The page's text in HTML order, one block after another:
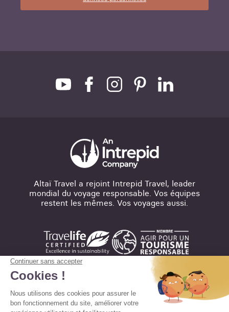
Altaï Travel a rejoint Intrepid Travel, leader
mondial du voyage responsable. Vos équipes
restent les mêmes. Vos voyages aussi.